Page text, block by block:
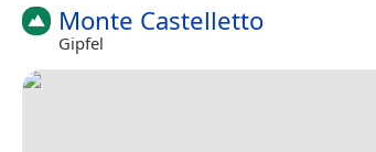
Monte Castelletto
Gipfel